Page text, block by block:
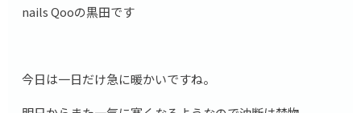
nails Qooの黒田です
今日は一日だけ急に暖かいですね。